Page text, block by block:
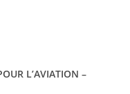
L’AVIATION –